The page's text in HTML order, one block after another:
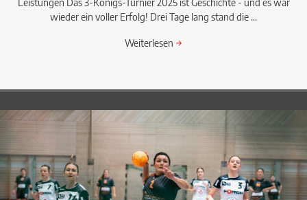
wieder ein voller Erfolg! Drei Tage lang stand die ...
Weiterlesen →